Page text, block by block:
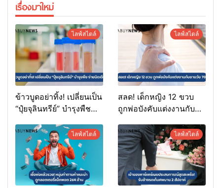
เรื่องมาใหม่
ไลฟ์สไตล์
ข้าวบูดอย่าทิ้ง! เปลี่ยนเป็น
“ปุ๋ยจุลินทรีย์” บำรุงพืช
ไลฟ์สไตล์
สลด! เด็กหญิง 12 ขวบ
ถูกพ่อบังคับแต่งงานกับ
ไลฟ์สไตล์ ไลฟ์สไตล์